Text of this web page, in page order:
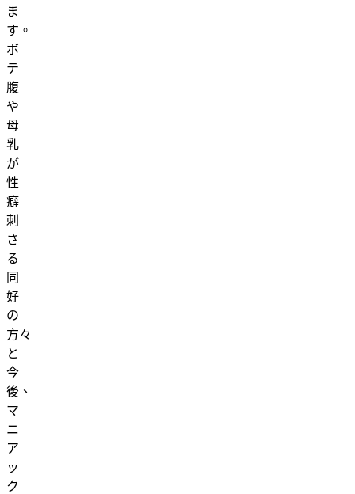
ま
す。
ボ
テ
腹
や
母
乳
が
性
癖
刺
さ
る
同
好
の
方々
と
今
後、
マ
ニ
ア
ッ
ク